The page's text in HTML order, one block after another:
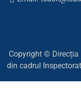
Copyright ©
din cadrul